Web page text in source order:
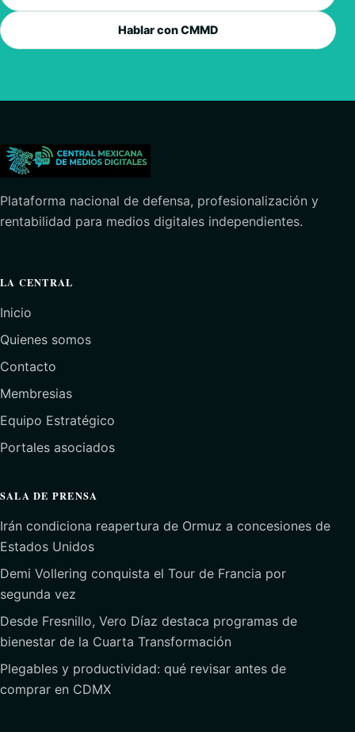
Hablar con CMMD
Plataforma nacional de defensa, profesionalización y
rentabilidad para medios digitales independientes.
LA CENTRAL
Inicio
Quienes somos
Contacto
Membresias
Equipo Estratégico
Portales asociados
SALA DE PRENSA
Irán condiciona reapertura de Ormuz a concesiones de
Estados Unidos
Demi Vollering conquista el Tour de Francia por
segunda vez
Desde Fresnillo, Vero Díaz destaca programas de
bienestar de la Cuarta Transformación
Plegables y productividad: qué revisar antes de
comprar en CDMX